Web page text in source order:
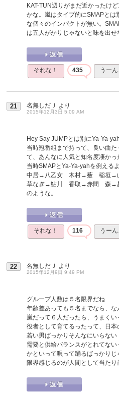
KAT-TUN辺りがまだ近かったけ
かな。嵐はタイプ的にSMAPとは
な個々のインパクトが無い。
は五人がかりじゃないと味を出せ
それな！ 435 うー
21 名無しだＪ より
2015年12月3日 5:09 AM
Hey Say JUMPとは別にYa-Ya-
当時冠番組まで持って、良い曲
て、あんなに人気と知名度凄かっ
当時SMAPとYa-Ya-yahを例える
中居→八乙女 木村→薮 稲垣→
草なぎ→鮎川 香取→赤間 森→
のような。
それな！ 116 うー
22 名無しだＪ より
2015年12月9日 9:49 PM
グループ人数は５名限界だね
年齢差あっても５名までなら、な
嵐だって６人だったら、うまく
役者として育てるったって、日本
若い男ばっかりそんなにいらない
需要と供給バランスがとれてない
かといって唄って踊るばっかり
限界感じるのが人間として当たり